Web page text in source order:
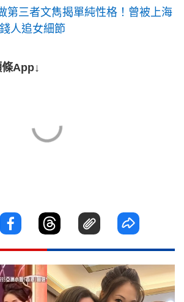
第三者文雋揭單純性格！曾被上海
人追女細節
App↓